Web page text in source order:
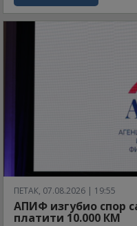
ПЕТАК, 07.08.2026 | 19:55
АПИФ изгубио спор
платити 10.000 КМ